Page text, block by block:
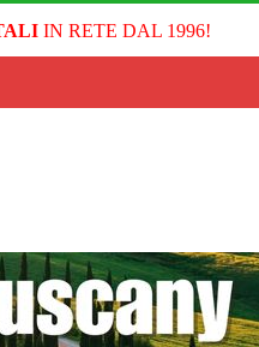
IN RETE DAL 1996!